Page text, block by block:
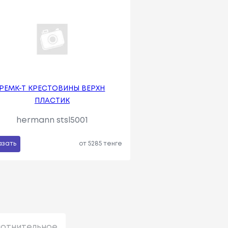
Т КРЕСТОВИНЫ ВЕРХН
ПЛАСТИК
hermann stsl5001
от 5285 тенге